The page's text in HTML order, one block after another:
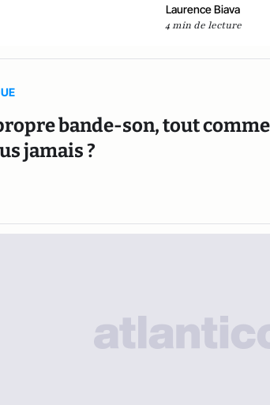
Laurence Biava
4 min de lecture
bande-son, tout
jamais ?